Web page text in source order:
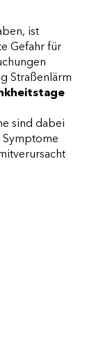
ist
Gefahr für
Straßenlärm
sind dabei
Symptome